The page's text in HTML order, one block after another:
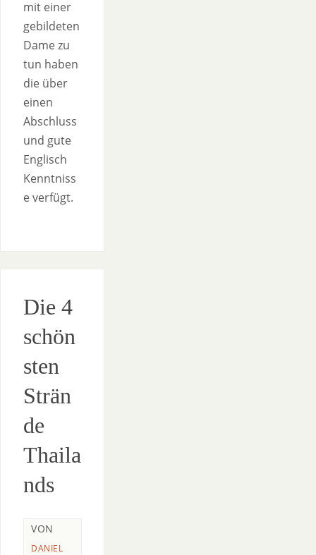
mit einer
gebildeten
Dame zu
tun haben
die über
einen
Abschluss
und gute
Englisch
Kenntniss
e verfügt.
Die 4
schön
sten
Strän
de
Thaila
nds
VON
DANIEL